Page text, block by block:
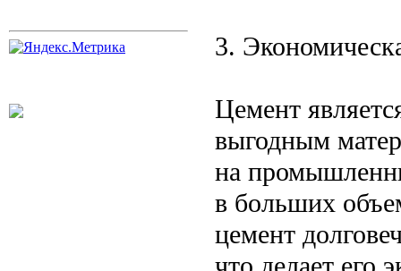
3.
Цемент
выгодным
на
в больших
цемент